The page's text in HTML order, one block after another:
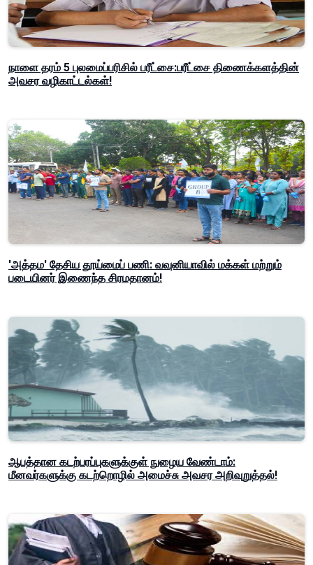
நாளை தரம் 5 புலமைப்பரிசில் பரீட்சை:பரீட்சை திணைக்களத்தின்
அவசர வழிகாட்டல்கள்!
'அத்தம' தேசிய தூய்மைப் பணி: வவுனியாவில் மக்கள் மற்றும்
படையினர் இணைந்த சிரமதானம்!
ஆபத்தான கடற்பரப்புகளுக்குள் நுழைய வேண்டாம்:
மீனவர்களுக்கு கடற்றொழில் அமைச்சு அவசர அறிவுறுத்தல்!